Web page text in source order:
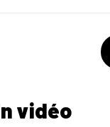
Havre Caucriauville
FC Saint-Lô privé de
vidéo